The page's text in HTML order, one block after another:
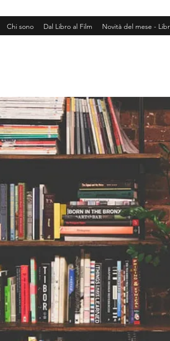
Novità del mese -
Dal Libro al Film
Chi sono